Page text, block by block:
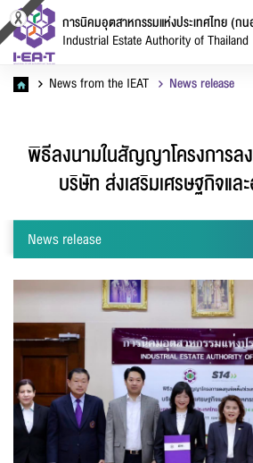
การนิคมอุตสาหกรรมแห่งประเทศไทย (ก
Industrial Estate Authority of Thailand
News from the IEAT News release
พิธีลงนามในสัญญาโครงการล
บริษัท ส่งเสริมเศรษฐกิจแ
News release
Report files